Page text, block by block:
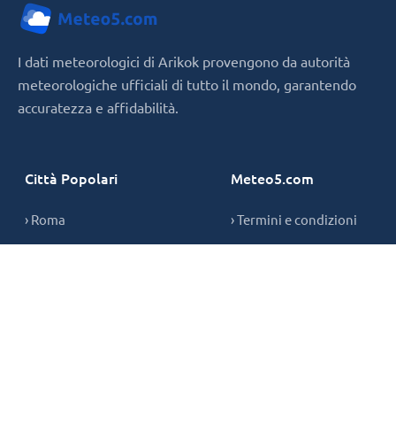
I dati meteorologici di Arikok provengono da autorità
meteorologiche ufficiali di tutto il mondo, garantendo
accuratezza e affidabilità.
Città Popolari
› Roma
Meteo5.com
› Termini e condizioni